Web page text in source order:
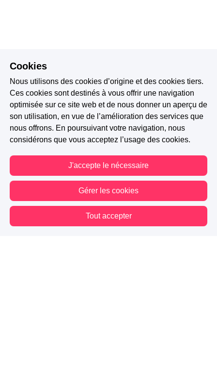
Cookies
Nous utilisons des cookies d’origine et des cookies tiers.
Ces cookies sont destinés à vous offrir une navigation
optimisée sur ce site web et de nous donner un aperçu de
son utilisation, en vue de l’amélioration des services que
nous offrons. En poursuivant votre navigation, nous
considérons que vous acceptez l’usage des cookies.
J'accepte le nécessaire
Gérer les cookies
Tout accepter